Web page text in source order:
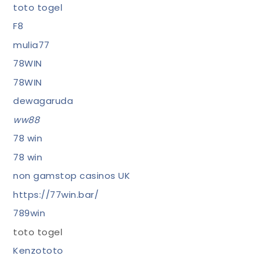
toto togel
F8
mulia77
78WIN
78WIN
dewagaruda
ww88
78 win
78 win
non gamstop casinos UK
https://77win.bar/
789win
toto togel
Kenzototo